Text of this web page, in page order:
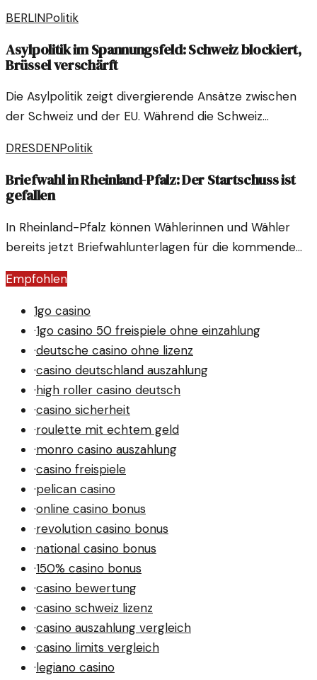
darauf ab, Unternehmen und Institutionen eine sichere
IT-Infrastruktur anzubieten.
BERLINPolitik
Asylpolitik im Spannungsfeld: Schweiz blockiert,
Brüssel verschärft
Die Asylpolitik zeigt divergierende Ansätze zwischen
der Schweiz und der EU. Während die Schweiz
restriktivere Maßnahmen.
DRESDENPolitik
Briefwahl in Rheinland-Pfalz: Der Startschuss ist
gefallen
In Rheinland-Pfalz können Wählerinnen und Wähler
bereits jetzt Briefwahlunterlagen für die kommende
den Zugang zur Stimmabgabe. Hier sind die Details
dazu.
Empfohlen
1go casino
·1go casino 50 freispiele ohne einzahlung
·deutsche casino ohne lizenz
·casino deutschland auszahlung
·high roller casino deutsch
·casino sicherheit
·roulette mit echtem geld
·monro casino auszahlung
·casino freispiele
·pelican casino
·online casino bonus
·revolution casino bonus
·national casino bonus
·150% casino bonus
·casino bewertung
·casino schweiz lizenz
·casino auszahlung vergleich
·casino limits vergleich
·legiano casino